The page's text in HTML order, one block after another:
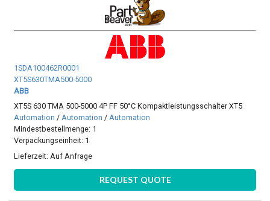
1SDA100462R0001
XT5S630TMA500-5000
ABB
XT5S 630 TMA 500-5000 4P FF 50°C Kompaktleistungsschalter XT5
Automation /Automation /Automation
Mindestbestellmenge: 1
Verpackungseinheit: 1
Lieferzeit: Auf Anfrage
REQUEST QUOTE